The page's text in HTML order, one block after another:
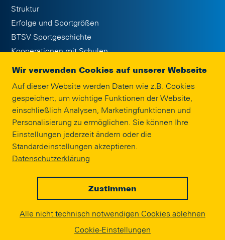
Struktur
Erfolge und Sportgrößen
BTSV Sportgeschichte
Kooperationen mit Schulen
Interne Meldestelle
Impressum
SPONSORING
© EINTRACHT.COM 2020
Wir verwenden Cookies auf unserer Webseite
Auf dieser Website werden Daten wie z.B. Cookies
gespeichert, um wichtige Funktionen der Website,
einschließlich Analysen, Marketingfunktionen und
Personalisierung zu ermöglichen. Sie können Ihre
Einstellungen jederzeit ändern oder die
Standardeinstellungen akzeptieren.
Datenschutzerklärung
Zustimmen
Alle nicht technisch notwendigen Cookies ablehnen
Cookie-Einstellungen